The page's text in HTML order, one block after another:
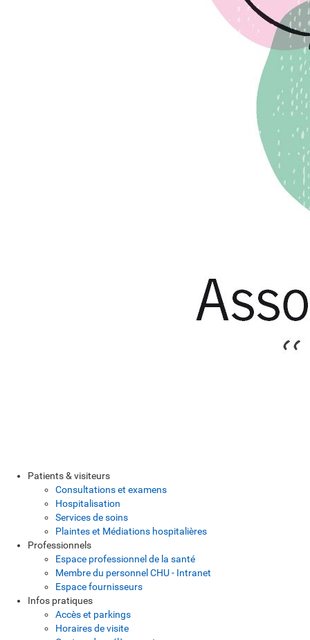
Patients & visiteurs
Consultations et examens
Hospitalisation
Services de soins
Plaintes et Médiations hospitalières
Professionnels
Espace professionnel de la santé
Membre du personnel CHU - Intranet
Espace fournisseurs
Infos pratiques
Accès et parkings
Horaires de visite